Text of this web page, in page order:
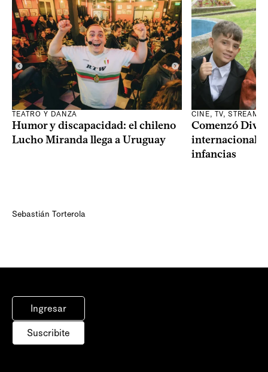
TEATRO Y DANZA
Humor y discapacidad: el chileno
Lucho Miranda llega a Uruguay
Sebastián Torterola
CINE, TV,
Comenzó
internacional
infancias
Ingresar
Suscribite